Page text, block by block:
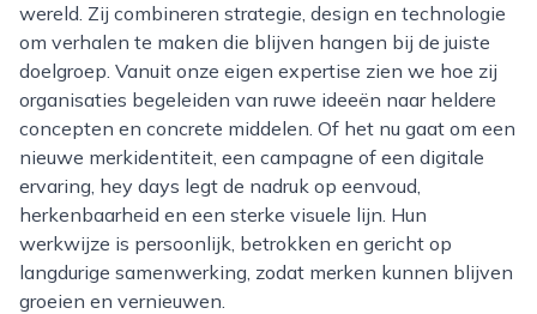
wereld. Zij combineren strategie, design en technologie
om verhalen te maken die blijven hangen bij de juiste
doelgroep. Vanuit onze eigen expertise zien we hoe zij
organisaties begeleiden van ruwe ideeën naar heldere
concepten en concrete middelen. Of het nu gaat om een
nieuwe merkidentiteit, een campagne of een digitale
ervaring, hey days legt de nadruk op eenvoud,
herkenbaarheid en een sterke visuele lijn. Hun
werkwijze is persoonlijk, betrokken en gericht op
langdurige samenwerking, zodat merken kunnen blijven
groeien en vernieuwen.